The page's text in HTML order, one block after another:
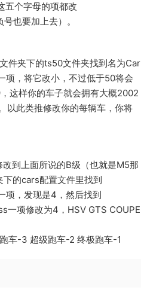
五个字母的项都改
也要加上去）。
件夹下的ts50文件夹找到名为Car
项，将它改小，不过低于50将会
这样你的车子就会拥有大概2002
以此类推修改你的每辆车，你将
到上面所说的B级（也就是M5那
的cars配置文件里找到
项，发现是4，然后找到
一项修改为4，HSV GTS COUPE
车-3 超级跑车-2 终极跑车-1